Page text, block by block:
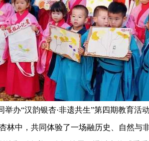
举办“汉韵银杏·非遗共生”第四期教育活动
林中，共同体验了一场融历史、自然与